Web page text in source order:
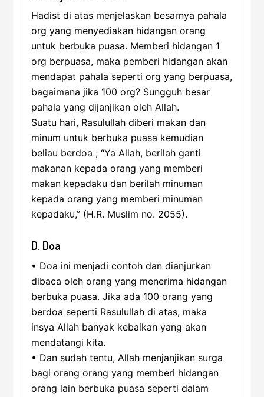
Hadist di atas menjelaskan besarnya pahala
org yang menyediakan hidangan orang
untuk berbuka puasa. Memberi hidangan 1
org berpuasa, maka pemberi hidangan akan
mendapat pahala seperti org yang berpuasa,
bagaimana jika 100 org? Sungguh besar
pahala yang dijanjikan oleh Allah.
Suatu hari, Rasulullah diberi makan dan
minum untuk berbuka puasa kemudian
beliau berdoa ; “Ya Allah, berilah ganti
makanan kepada orang yang memberi
makan kepadaku dan berilah minuman
kepada orang yang memberi minuman
kepadaku,” (H.R. Muslim no. 2055).
D. Doa
• Doa ini menjadi contoh dan dianjurkan
dibaca oleh orang yang menerima hidangan
berbuka puasa. Jika ada 100 orang yang
berdoa seperti Rasulullah di atas, maka
insya Allah banyak kebaikan yang akan
mendatangi kita.
• Dan sudah tentu, Allah menjanjikan surga
bagi orang orang yang memberi hidangan
orang lain berbuka puasa seperti dalam